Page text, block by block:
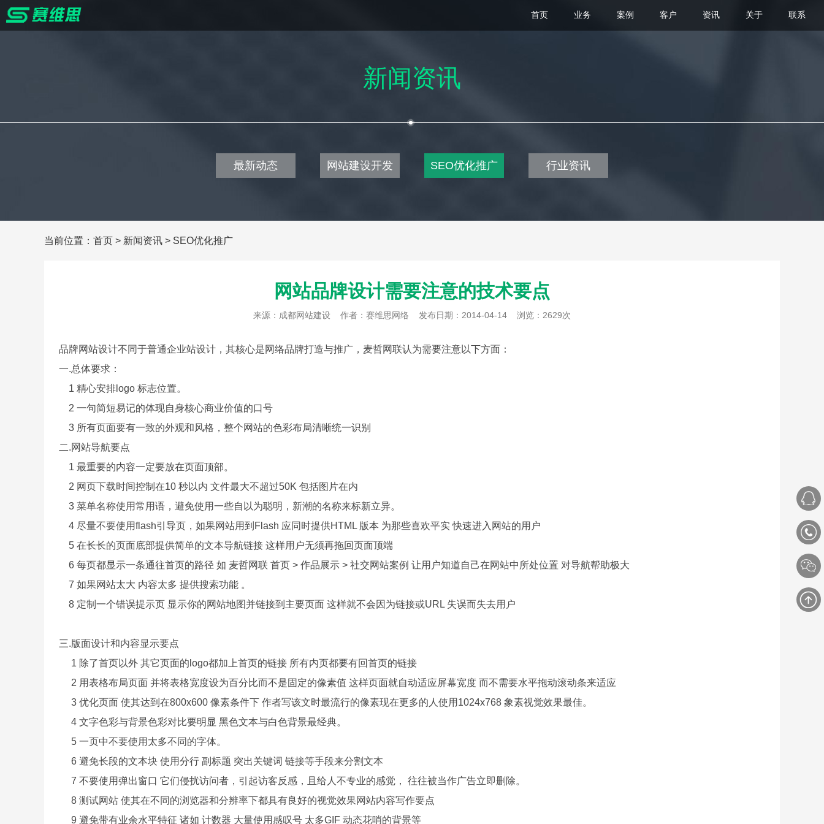
首页 业务 案例 客户 资讯 关于 联系
新闻资讯
最新动态 网站建设开发 SEO优化推广 行业资讯
当前位置： 首页 > 新闻资讯 > SEO优化推广
网站品牌设计需要注意的技术要点
来源： 成都网站建设 作者：赛维思网络 发布日期：2014-04-14 浏览：2629次
品牌网站设计不同于普通企业站设计，其核心是网络品牌打造与推广，麦哲网联认为需要注意以下方面：
一.总体要求：
1 精心安排logo 标志位置。
2 一句简短易记的体现自身核心商业价值的口号
3 所有页面要有一致的外观和风格，整个网站的色彩布局清晰统一识别
二.网站导航要点
1 最重要的内容一定要放在页面顶部。
2 网页下载时间控制在10 秒以内 文件最大不超过50K 包括图片在内
3 菜单名称使用常用语，避免使用一些自以为聪明，新潮的名称来标新立异。
4 尽量不要使用flash引导页，如果网站用到Flash 应同时提供HTML 版本 为那些喜欢平实 快速进入网站的用户
5 在长长的页面底部提供简单的文本导航链接 这样用户无须再拖回页面顶端
6 每页都显示一条通往首页的路径 如 麦哲网联 首页 > 作品展示 > 社交网站案例 让用户知道自己在网站中所处位置 对导航帮助极大
7 如果网站太大 内容太多 提供搜索功能 。
8 定制一个错误提示页 显示你的网站地图并链接到主要页面 这样就不会因为链接或URL 失误而失去用户
三.版面设计和内容显示要点
1 除了首页以外 其它页面的logo都加上首页的链接 所有内页都要有回首页的链接
2 用表格布局页面 并将表格宽度设为百分比而不是固定的像素值 这样页面就自动适应屏幕宽度 而不需要水平拖动滚动条来适应
3 优化页面 使其达到在800x600 像素条件下 作者写该文时最流行的像素现在更多的人使用1024x768 象素视觉效果最佳。
4 文字色彩与背景色彩对比要明显 黑色文本与白色背景最经典。
5 一页中不要使用太多不同的字体。
6 避免长段的文本块 使用分行 副标题 突出关键词 链接等手段来分割文本
7 不要使用弹出窗口 它们侵扰访问者，引起访客反感，且给人不专业的感觉， 往往被当作广告立即删除。
8 测试网站 使其在不同的浏览器和分辨率下都具有良好的视觉效果网站内容写作要点
9 避免带有业余水平特征 诸如 计数器 大量使用感叹号 太多GIF 动态花哨的背景等